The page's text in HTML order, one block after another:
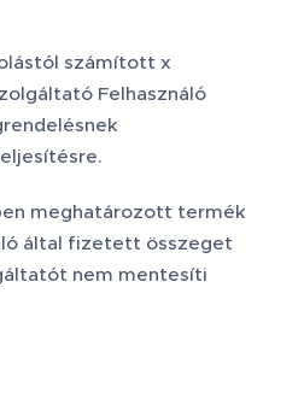
számított x
Felhasználó
meghatározott termék
által fizetett összeget
nem mentesíti